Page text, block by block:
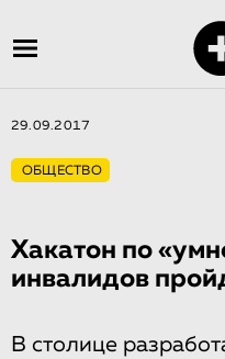
29.09.2017
ОБЩЕСТВО
Хакатон по
инвалидов
В столице